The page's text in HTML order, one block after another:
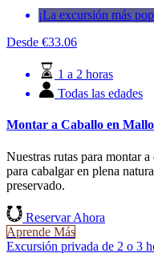
¡La excursión más
Desde €33.06
1 a 2 horas
Todas las edades
Montar a Caballo en
Nuestras rutas para montar
para cabalgar en plena
preservado.
Reservar Ahora
Aprende Más
Excursión privada de 2 o 3